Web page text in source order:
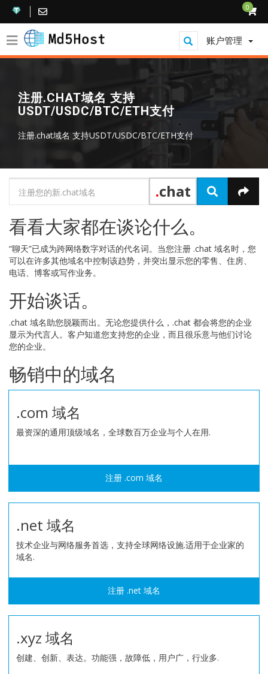
0
账户管理
注册.CHAT域名 支持
USDT/USDC/BTC/ETH支付
注册.chat域名 支持USDT/USDC/BTC/ETH支付
.chat
看看大家都在谈论什么。
“聊天”已成为跨网络数字对话的代名词。当您注册 .chat 域名时，您
可以在许多其他域名中控制该趋势，并突出显示您的零售、住房、
电话、博客或写作业务。
开始谈话。
.chat 域名助您脱颖而出。无论您提供什么，.chat 都会将您的企业
显示为代言人。客户知道您支持您的企业，而且很乐意与他们讨论
您的企业。
畅销中的域名
.com 域名
最资深的通用顶级域名，全球数百万企业与个人在用.
注册 .com 域名
.net 域名
技术企业与网络服务首选，支持全球网络设施.适用于企业家的
域名.
注册 .net 域名
.xyz 域名
创建、创新、表达。功能强，故障低，用户广，行业多.